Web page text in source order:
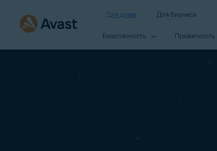
Для дома Для бизнеса
Безопасность Приватность